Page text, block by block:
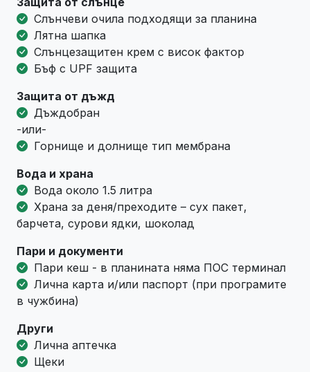
Слънчеви очила подходящи за планина
Лятна шапка
Слънцезащитен крем с висок фактор
Бъф с UPF защита
Защита от дъжд
Дъждобран
-или-
Горнище и долнище тип мембрана
Вода и храна
Вода около 1.5 литра
Храна за деня/преходите – сух пакет,
барчета, сурови ядки, шоколад
Пари и документи
Пари кеш - в планината няма ПОС терминал
Лична карта и/или паспорт (при програмите
в чужбина)
Други
Лична аптечка
Щеки